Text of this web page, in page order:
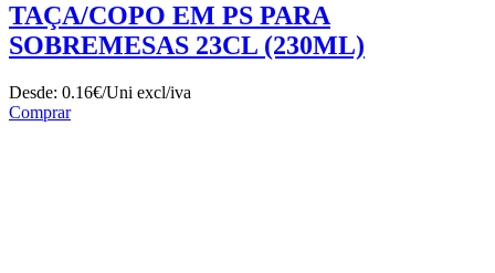
TAÇA/COPO EM PS PARA
SOBREMESAS 23CL (230ML)
Desde: 0.16€/Uni excl/iva
Comprar